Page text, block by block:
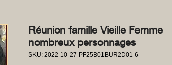
Réunion famille Vieille Femme
nombreux personnages
SKU: 2022-10-27-PF25B01BUR2D01-6